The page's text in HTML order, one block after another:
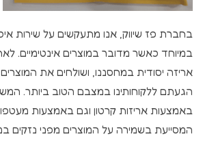
בחברת פז שיווק, אנו מתעקשים על שירות
במיוחד כאשר מדובר במוצרים אינטימיים.
אריזה יסודית במחסננו, ושולחים את
הגעתם ללקוחותינו במצבם הטוב ביותר.
באמצעות אריזות קרטון וגם באמצעות
המסייעת בשמירה על המוצרים מפני נזקים